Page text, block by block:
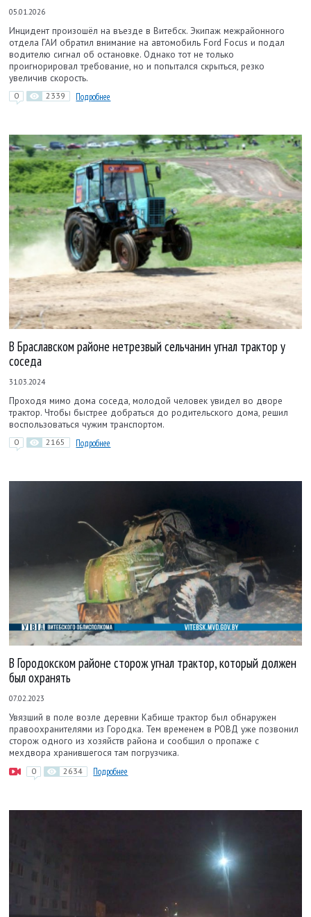
05.01.2026
Инцидент произошёл на въезде в Витебск. Экипаж межрайонного
отдела ГАИ обратил внимание на автомобиль Ford Focus и подал
водителю сигнал об остановке. Однако тот не только
проигнорировал требование, но и попытался скрыться, резко
увеличив скорость.
0 2339 Подробнее
В Браславском районе нетрезвый сельчанин угнал трактор у
соседа
31.03.2024
Проходя мимо дома соседа, молодой человек увидел во дворе
трактор. Чтобы быстрее добраться до родительского дома, решил
воспользоваться чужим транспортом.
0 2165 Подробнее
В Городокском районе сторож угнал трактор, который должен
был охранять
07.02.2023
Увязший в поле возле деревни Кабище трактор был обнаружен
правоохранителями из Городка. Тем временем в РОВД уже позвонил
сторож одного из хозяйств района и сообщил о пропаже с
мехдвора хранившегося там погрузчика.
0 2634 Подробнее